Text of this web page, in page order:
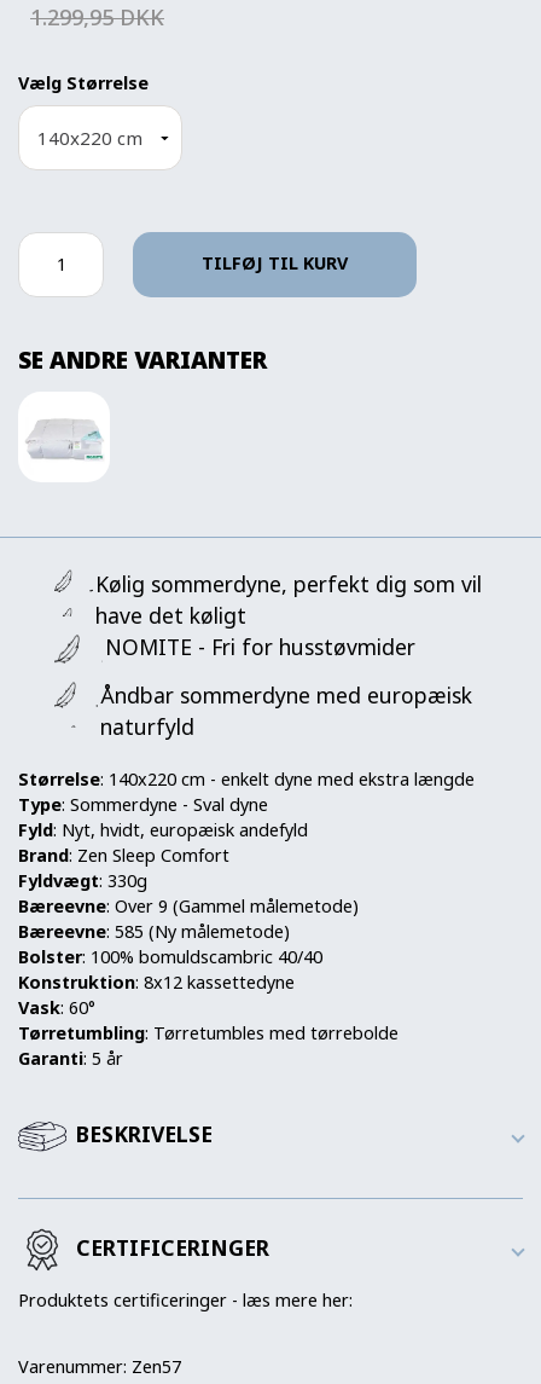
1.299,95 DKK
Vælg Størrelse
TILFØJ TIL KURV
SE ANDRE VARIANTER
Kølig sommerdyne, perfekt dig som vil
have det køligt
NOMITE - Fri for husstøvmider
Åndbar sommerdyne med europæisk
naturfyld
Størrelse: 140x220 cm - enkelt dyne med ekstra længde
Type: Sommerdyne - Sval dyne
Fyld: Nyt, hvidt, europæisk andefyld
Brand: Zen Sleep Comfort
Fyldvægt: 330g
Bæreevne: Over 9 (Gammel målemetode)
Bæreevne: 585 (Ny målemetode)
Bolster: 100% bomuldscambric 40/40
Konstruktion: 8x12 kassettedyne
Vask: 60°
Tørretumbling: Tørretumbles med tørrebolde
Garanti: 5 år
BESKRIVELSE
CERTIFICERINGER
Produktets certificeringer - læs mere her:
Varenummer: Zen57